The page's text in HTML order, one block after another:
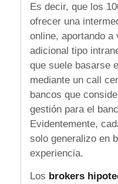
Es decir, que los
ofrecer una
online, aportando a
adicional tipo
que suele basarse
mediante un call
bancos que
gestión para el
Evidentemente,
solo generalizo en
experiencia.
Los brokers